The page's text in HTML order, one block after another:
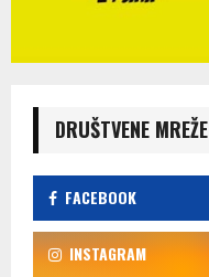
DRUŠTVENE MREŽE
FACEBOOK
INSTAGRAM